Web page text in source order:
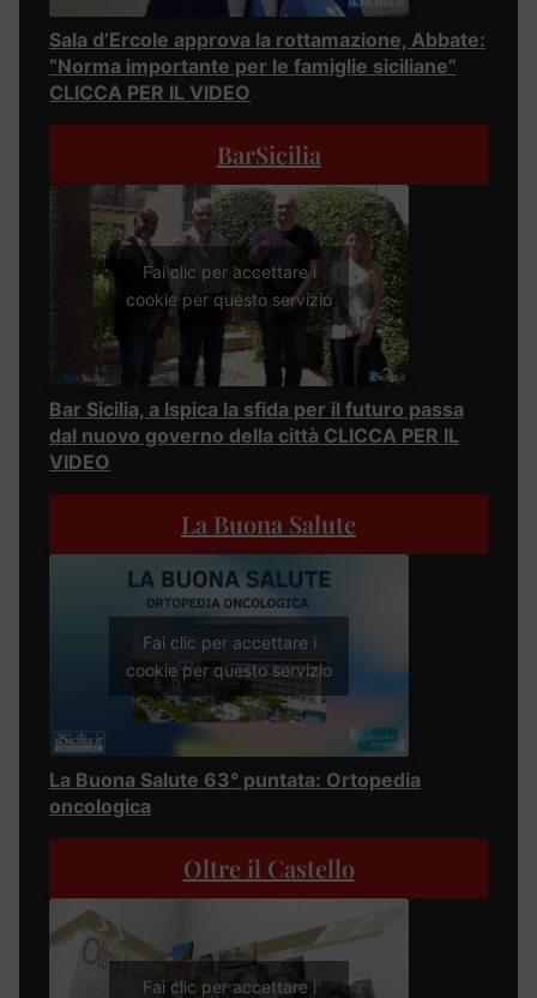
Sala d’Ercole approva la rottamazione, Abbate:
“Norma importante per le famiglie siciliane”
CLICCA PER IL VIDEO
BarSicilia
Fai clic per accettare i
cookie per questo servizio
Bar Sicilia, a Ispica la sfida per il futuro passa
dal nuovo governo della città CLICCA PER IL
VIDEO
La Buona Salute
Fai clic per accettare i
cookie per questo servizio
La Buona Salute 63° puntata: Ortopedia
oncologica
Oltre il Castello
Fai clic per accettare i